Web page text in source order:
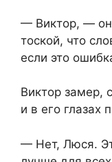
— Виктор, —
тоской, что
если это
Виктор замер,
и в его глазах
— Нет, Люся.